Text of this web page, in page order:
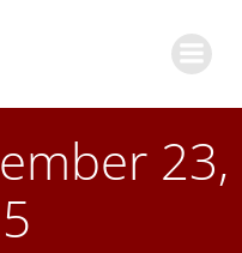
23,